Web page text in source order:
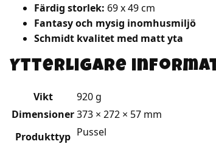
Färdig storlek: 69 x 49 cm
Fantasy och mysig inomhusmiljö
Schmidt kvalitet med matt yta
Ytterligare
Vikt
920 g
Dimensioner373 × 272 × 57 mm
Produkttyp Pussel